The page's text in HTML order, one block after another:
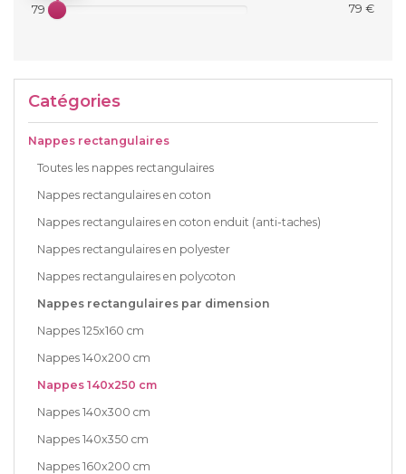
79 € 79 €
Catégories
Nappes rectangulaires
Toutes les nappes rectangulaires
Nappes rectangulaires en coton
Nappes rectangulaires en coton enduit (anti-taches)
Nappes rectangulaires en polyester
Nappes rectangulaires en polycoton
Nappes rectangulaires par dimension
Nappes 125x160 cm
Nappes 140x200 cm
Nappes 140x250 cm
Nappes 140x300 cm
Nappes 140x350 cm
Nappes 160x200 cm